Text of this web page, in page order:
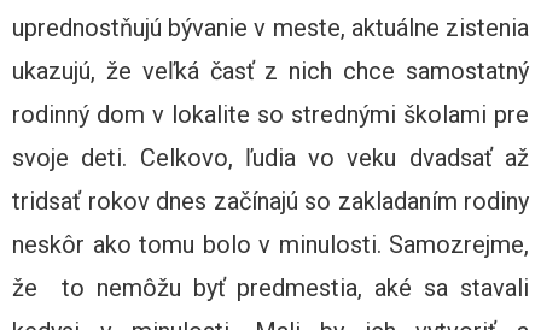
uprednostňujú bývanie v meste, aktuálne zistenia
ukazujú, že veľká časť z nich chce samostatný
rodinný dom v lokalite so strednými školami pre
svoje deti. Celkovo, ľudia vo veku dvadsať až
tridsať rokov dnes začínajú so zakladaním rodiny
neskôr ako tomu bolo v minulosti. Samozrejme,
že to nemôžu byť predmestia, aké sa stavali